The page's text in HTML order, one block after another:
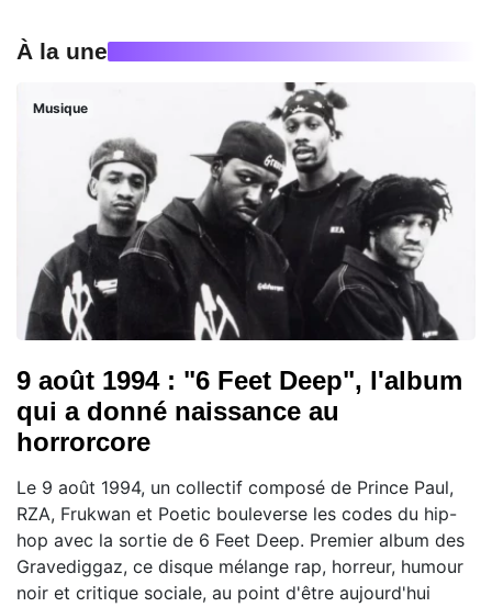
À la une
Musique
9 août 1994 : "6 Feet Deep", l'album
qui a donné naissance au
horrorcore
Le 9 août 1994, un collectif composé de Prince Paul,
RZA, Frukwan et Poetic bouleverse les codes du hip-
hop avec la sortie de 6 Feet Deep. Premier album des
Gravediggaz, ce disque mélange rap, horreur, humour
noir et critique sociale, au point d'être aujourd'hui